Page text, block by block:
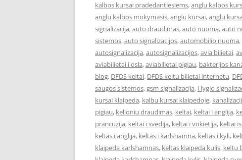
kalbos kursai pradedantiesiems,anglu kalbos
anglu kalbos mokymasis,anglu kursai,anglu
signalizacija,auto draudimas,auto nuoma,auto
sistemos,auto signalizacijos,automobilio nuoma,
autosignalizacija,autosignalizacijos,avia bilietai,
aviabilietai i osla,aviabilietai pigiau, bakterijos
blog, DFDS keltai, DFDS keltu bilietai internetu,
saugos sistemos,gsm signalizacija, I lygio
kursai klaipeda, kalbu kursai klaipedoje,
pigiau, kelionių draudimas, keltai, keltai i anglija,
prancuzija, keltai i svedija, keltai i vokietija, keltai
keltas i anglija, keltas i karlshamna, keltas i kyli,
klaipeda karlshamnas, keltas klaipeda kulis, keltu